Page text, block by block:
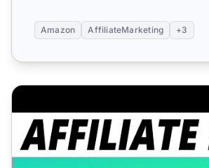
Amazon AffiliateMarketing +3
Ako pridať Amazon affiliate odkazy